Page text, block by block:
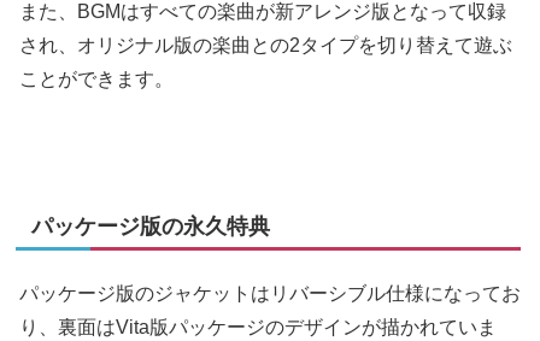
また、BGMはすべての楽曲が新アレンジ版となって収録
され、オリジナル版の楽曲との2タイプを切り替えて遊ぶ
ことができます。
パッケージ版の永久特典
パッケージ版のジャケットはリバーシブル仕様になってお
り、裏面はVita版パッケージのデザインが描かれていま